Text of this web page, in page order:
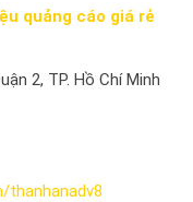
quảng cáo giá rẻ
2, TP. Hồ Chí Minh